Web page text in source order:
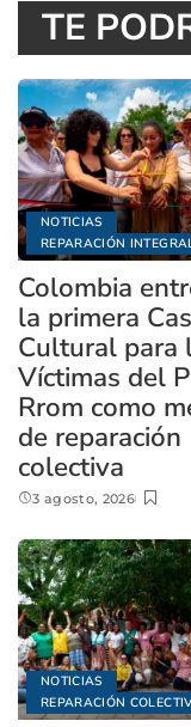
TE
NOTICIAS
REPARACIÓN
Colombia
la primera
Cultural para
Víctimas del
Rrom como
de reparación
colectiva
3 agosto, 2026
NOTICIAS
REPARACIÓN